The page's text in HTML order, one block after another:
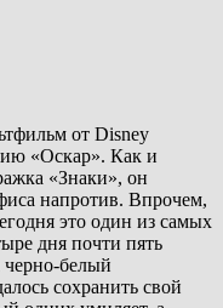
от Disney
«Оскар». Как и
«Знаки», он
напротив. Впрочем,
это один из самых
дня почти пять
белый
сохранить свой